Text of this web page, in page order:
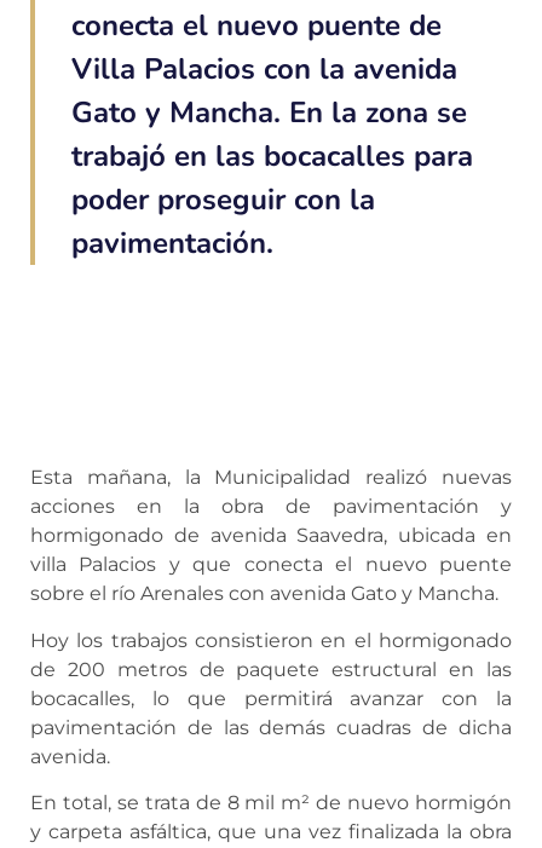
conecta el nuevo puente de
Villa Palacios con la avenida
Gato y Mancha. En la zona se
trabajó en las bocacalles para
poder proseguir con la
pavimentación.
Esta mañana, la Municipalidad realizó nuevas
acciones en la obra de pavimentación y
hormigonado de avenida Saavedra, ubicada en
villa Palacios y que conecta el nuevo puente
sobre el río Arenales con avenida Gato y Mancha.
Hoy los trabajos consistieron en el hormigonado
de 200 metros de paquete estructural en las
bocacalles, lo que permitirá avanzar con la
pavimentación de las demás cuadras de dicha
avenida.
En total, se trata de 8 mil m² de nuevo hormigón
y carpeta asfáltica, que una vez finalizada la obra